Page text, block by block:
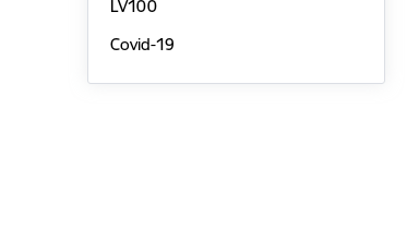
LV100
Covid-19